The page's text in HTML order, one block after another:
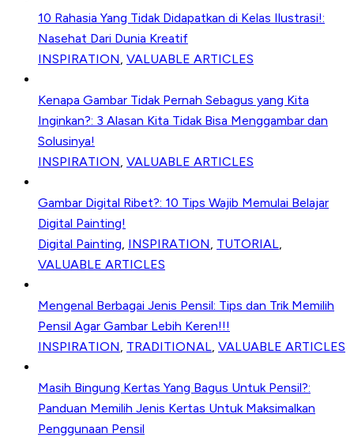
10 Rahasia Yang Tidak Didapatkan di Kelas Ilustrasi!:
Nasehat Dari Dunia Kreatif
INSPIRATION, VALUABLE ARTICLES
Kenapa Gambar Tidak Pernah Sebagus yang Kita
Inginkan?: 3 Alasan Kita Tidak Bisa Menggambar dan
Solusinya!
INSPIRATION, VALUABLE ARTICLES
Gambar Digital Ribet?: 10 Tips Wajib Memulai Belajar
Digital Painting!
Digital Painting, INSPIRATION, TUTORIAL,
VALUABLE ARTICLES
Mengenal Berbagai Jenis Pensil: Tips dan Trik Memilih
Pensil Agar Gambar Lebih Keren!!!
INSPIRATION, TRADITIONAL, VALUABLE ARTICLES
Masih Bingung Kertas Yang Bagus Untuk Pensil?:
Panduan Memilih Jenis Kertas Untuk Maksimalkan
Penggunaan Pensil